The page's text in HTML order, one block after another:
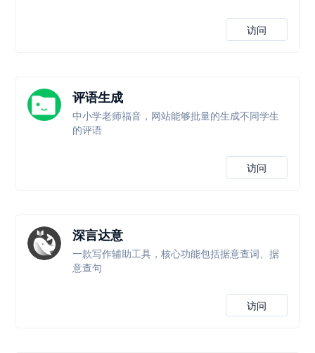
访问
评语生成
中小学老师福音，网站能够批量的生成不同学生
的评语
访问
深言达意
一款写作辅助工具，核心功能包括据意查词、据
意查句
访问